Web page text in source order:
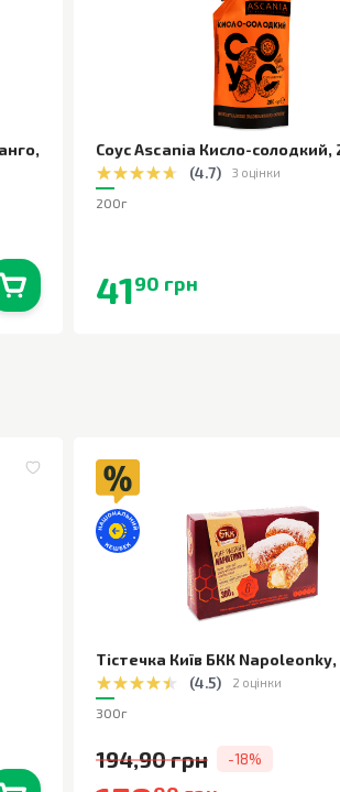
,
Соус Ascania Кисло-солодкий,
(4.7) 3 оцінки
200г
4190 грн
Тістечка Київ БКК Napoleonky,
(4.5) 2 оцінки
300г
194,90 грн -18%